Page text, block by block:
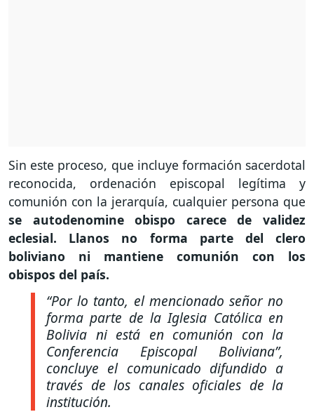
Sin este proceso, que incluye formación sacerdotal
reconocida, ordenación episcopal legítima y
comunión con la jerarquía, cualquier persona que
se autodenomine obispo carece de validez
eclesial.
Llanos no forma parte del clero
boliviano ni mantiene comunión con los
obispos del país.
“Por lo tanto, el mencionado señor no
forma parte de la Iglesia Católica en
Bolivia ni está en comunión con la
Conferencia Episcopal Boliviana”,
concluye el comunicado difundido a
través de los canales oficiales de la
institución.